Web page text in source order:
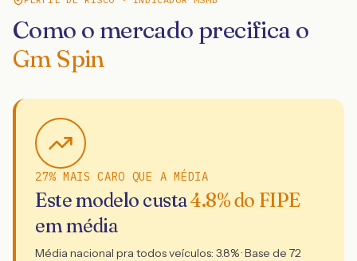
Como o mercado precifica o
Gm Spin
27% MAIS CARO QUE A MÉDIA
Este modelo custa4.8% do FIPE
em média
Média nacional pra todos veículos: 3.8% · Base de 72